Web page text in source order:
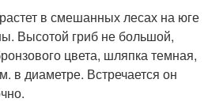
в смешанных лесах на юге
Высотой гриб не большой,
цвета, шляпка темная,
в диаметре. Встречается он